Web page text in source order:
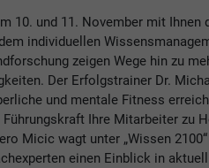
10. und 11. November mit Ihnen
individuellen
zeigen Wege hin zu
Der Erfolgstrainer Dr.
und mentale Fitness
Ihre Mitarbeiter zu
Micic wagt unter „Wissen
einen Einblick in